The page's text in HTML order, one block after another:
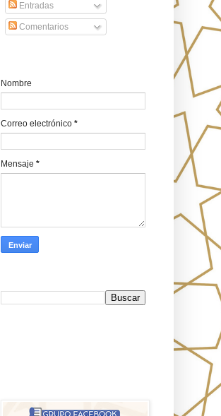
Entradas
Comentarios
Nombre
Correo electrónico *
Mensaje *